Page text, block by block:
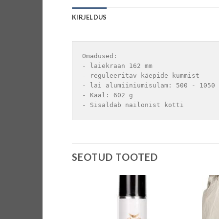
KIRJELDUS
Omadused:
- laiekraan 162 mm
- reguleeritav käepide kummist
- lai alumiiniumisulam: 500 - 1050
- Kaal: 602 g
- Sisaldab nailonist kotti
SEOTUD TOOTED